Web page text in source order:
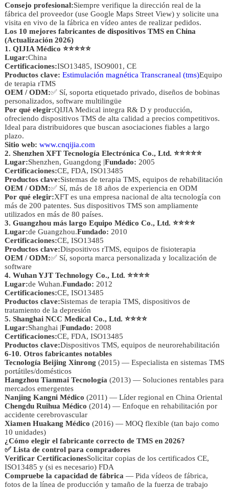
Consejo profesional:Siempre verifique la dirección real de la
fábrica del proveedor (use Google Maps Street View) y solicite una
visita en vivo de la fábrica en vídeo antes de realizar pedidos.
Los 10 mejores fabricantes de dispositivos TMS en China
(Actualización 2026)
1. QIJIA Médico ⭐⭐⭐⭐⭐
Lugar:China
Certificaciones:ISO13485, ISO9001, CE
Productos clave: Estimulación magnética Transcraneal (tms)Equipo
de terapia rTMS
OEM / ODM:✅ Sí, soporta etiquetado privado, diseños de bobinas
personalizados, software multilingüe
Por qué elegir:QIJIA Medical integra R& D y producción,
ofreciendo dispositivos TMS de alta calidad a precios competitivos.
Ideal para distribuidores que buscan asociaciones fiables a largo
plazo.
Sitio web: www.cnqijia.com
2. Shenzhen XFT Tecnología Electrónica Co., Ltd. ⭐⭐⭐⭐⭐
Lugar:Shenzhen, Guangdong |Fundado: 2005
Certificaciones:CE, FDA, ISO13485
Productos clave:Sistemas de terapia TMS, equipos de rehabilitación
OEM / ODM:✅ Sí, más de 18 años de experiencia en ODM
Por qué elegir:XFT es una empresa nacional de alta tecnología con
más de 200 patentes. Sus dispositivos TMS son ampliamente
utilizados en más de 80 países.
3. Guangzhou más largo Equipo Médico Co., Ltd. ⭐⭐⭐⭐
Lugar:de Guangzhou.Fundado: 2010
Certificaciones:CE, ISO13485
Productos clave:Dispositivos rTMS, equipos de fisioterapia
OEM / ODM:✅ Sí, soporta marca personalizada y localización de
software
4. Wuhan YJT Technology Co., Ltd. ⭐⭐⭐⭐
Lugar:de Wuhan.Fundado: 2012
Certificaciones:CE, ISO13485
Productos clave:Sistemas de terapia TMS, dispositivos de
tratamiento de la depresión
5. Shanghai NCC Medical Co., Ltd. ⭐⭐⭐⭐
Lugar:Shanghai |Fundado: 2008
Certificaciones:CE, FDA, ISO13485
Productos clave:Dispositivos TMS, equipos de neurorehabilitación
6-10. Otros fabricantes notables
Tecnología Beijing Xinrong (2015) — Especialista en sistemas TMS
portátiles/domésticos
Hangzhou Tianmai Tecnología (2013) — Soluciones rentables para
mercados emergentes
Nanjing Kangni Médico (2011) — Líder regional en China Oriental
Chengdu Ruihua Médico (2014) — Enfoque en rehabilitación por
accidente cerebrovascular
Xiamen Huakang Médico (2016) — MOQ flexible (tan bajo como
10 unidades)
¿Cómo elegir el fabricante correcto de TMS en 2026?
✅ Lista de control para compradores
Verificar CertificacionesSolicitar copias de los certificados CE,
ISO13485 y (si es necesario) FDA
Compruebe la capacidad de fábrica — Pida vídeos de fábrica,
fotos de la línea de producción y tamaño de la fuerza de trabajo